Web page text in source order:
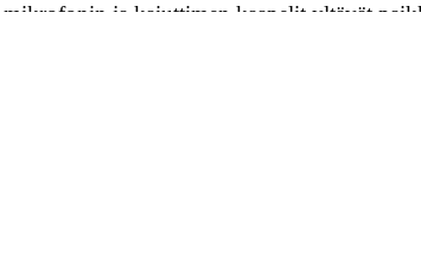
mikrofonin ja kaiuttimen kaapelit yltävät